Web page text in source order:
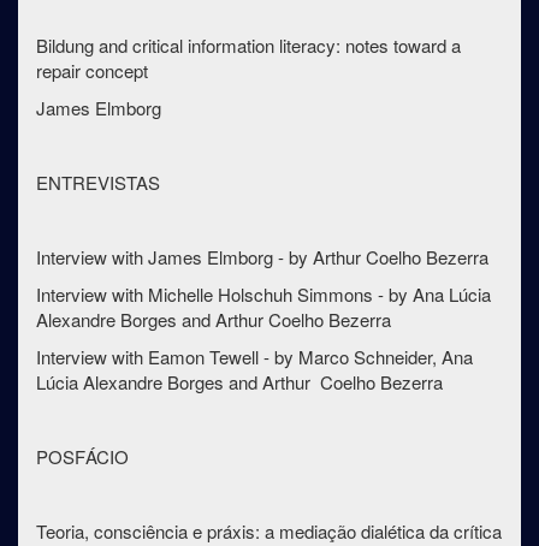
Bildung and critical information literacy: notes toward a
repair concept
James Elmborg
ENTREVISTAS
Interview with James Elmborg - by Arthur Coelho Bezerra
Interview with Michelle Holschuh Simmons - by Ana Lúcia
Alexandre Borges and Arthur Coelho Bezerra
Interview with Eamon Tewell - by Marco Schneider, Ana
Lúcia Alexandre Borges and Arthur Coelho Bezerra
POSFÁCIO
Teoria, consciência e práxis: a mediação dialética da crítica